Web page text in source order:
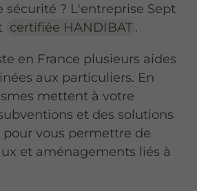
sécurité ? L'entreprise Sept
certifiée HANDIBAT .
en France plusieurs aides
aux particuliers. En
mettent à votre
et des solutions
vous permettre de
et aménagements liés à